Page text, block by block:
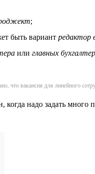
;
быть вариант редактор
или главных
что вакансия для линейного
надо задать много